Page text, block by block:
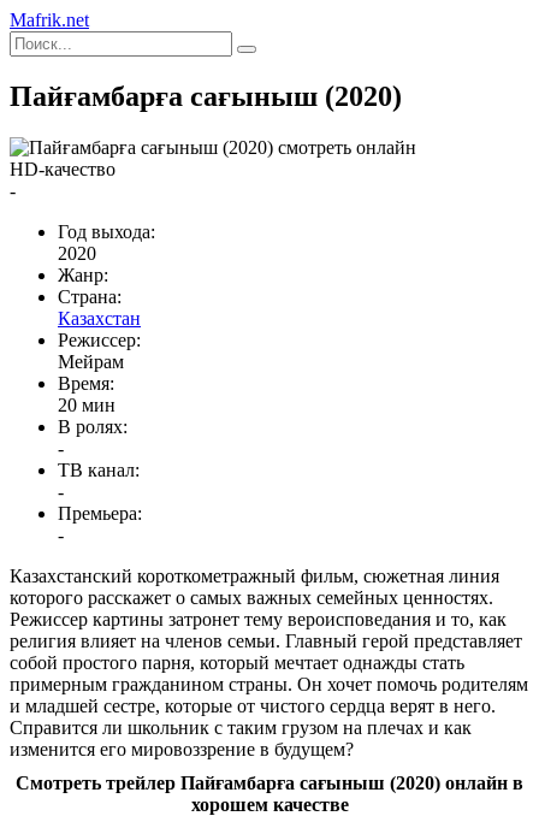
Mafrik.net
Пайғамбарға сағыныш (2020)
HD-качество
-
Год выхода:
2020
Жанр:
Страна:
Казахстан
Режиссер:
Мейрам
Время:
20 мин
В ролях:
-
ТВ канал:
-
Премьера:
-
Казахстанский короткометражный фильм, сюжетная линия
которого расскажет о самых важных семейных ценностях.
Режиссер картины затронет тему вероисповедания и то, как
религия влияет на членов семьи. Главный герой представляет
собой простого парня, который мечтает однажды стать
примерным гражданином страны. Он хочет помочь родителям
и младшей сестре, которые от чистого сердца верят в него.
Справится ли школьник с таким грузом на плечах и как
изменится его мировоззрение в будущем?
Смотреть трейлер Пайғамбарға сағыныш (2020) онлайн в
хорошем качестве